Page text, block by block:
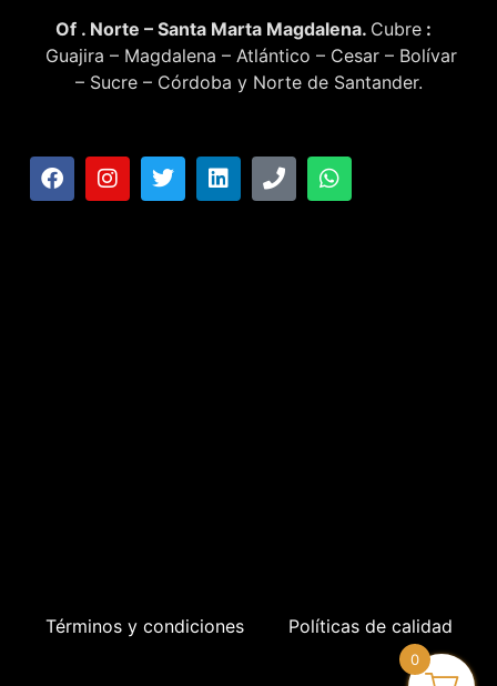
Of . Norte – Santa Marta Magdalena. Cubre :
Guajira – Magdalena – Atlántico – Cesar – Bolívar
– Sucre – Córdoba y Norte de Santander.
Términos y condiciones Políticas de calidad
0